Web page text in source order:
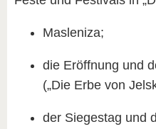
Masleniza;
die Eröffnung und
(„Die Erbe von
der Siegestag und